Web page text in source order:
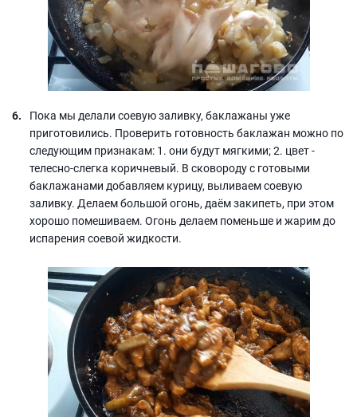
Пока мы делали соевую заливку, баклажаны уже
приготовились. Проверить готовность баклажан можно по
следующим признакам: 1. они будут мягкими; 2. цвет -
телесно-слегка коричневый. В сковороду с готовыми
баклажанами добавляем курицу, выливаем соевую
заливку. Делаем большой огонь, даём закипеть, при этом
хорошо помешиваем. Огонь делаем поменьше и жарим до
испарения соевой жидкости.